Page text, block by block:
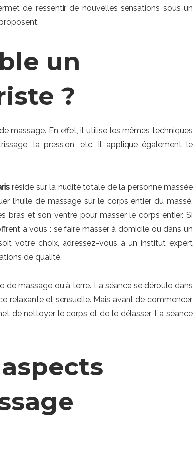
de ressentir de nouvelles sensations sous un
un
?
massage. En effet, il utilise les mêmes techniques
la pression, etc. Il applique également le
réside sur la nudité totale de la personne massée
l’huile de massage sur le corps entier du massé.
bras et son ventre pour masser le corps entier. Si
à vous : se faire masser à domicile ou dans un
votre choix, adressez-vous à un institut expert
de qualité.
de massage ou à terre. La séance se déroule dans
relaxante et sensuelle. Mais avant de commencer,
de nettoyer le corps et de le délasser. La séance